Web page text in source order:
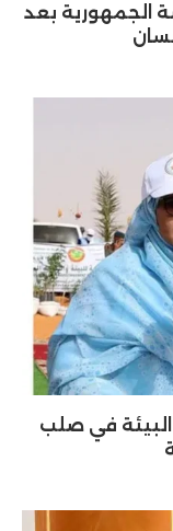
الجمهورية بعد
البيئة في صلب